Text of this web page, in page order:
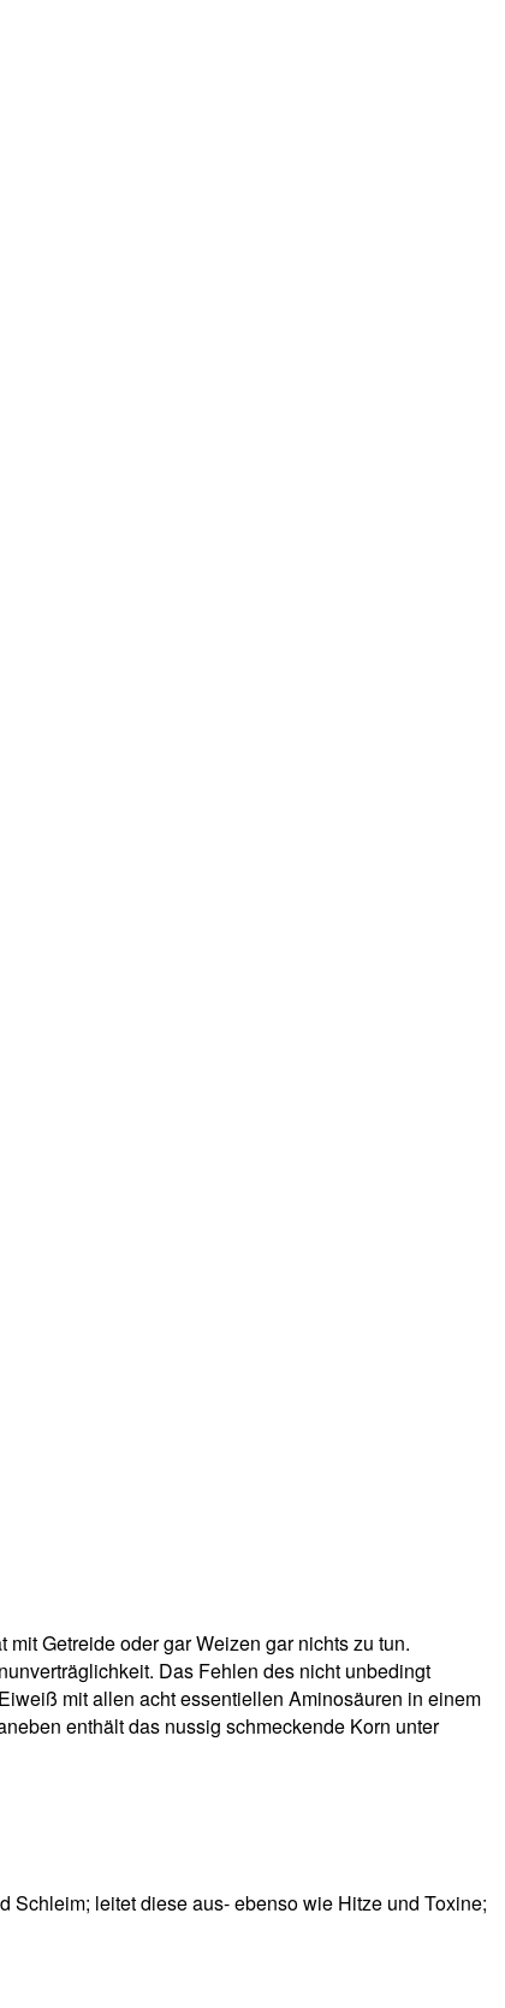
Getreide oder gar Weizen gar nichts zu tun.
Das Fehlen des nicht unbedingt
mit allen acht essentiellen Aminosäuren in einem
enthält das nussig schmeckende Korn unter
leitet diese aus- ebenso wie Hitze und Toxine;